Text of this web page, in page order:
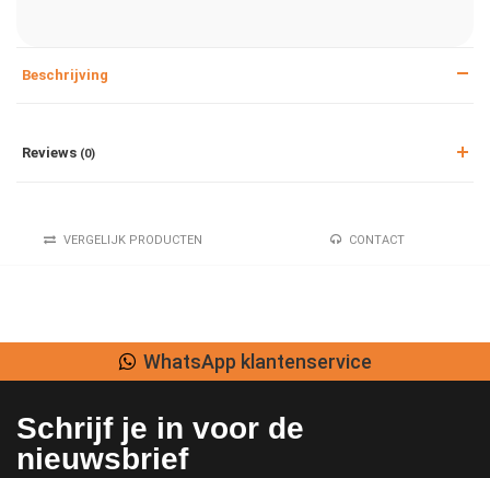
Beschrijving
Reviews (0)
VERGELIJK PRODUCTEN CONTACT
WhatsApp klantenservice
Schrijf je in voor de
nieuwsbrief